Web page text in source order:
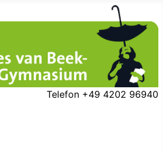
Telefon +49 4202 96940